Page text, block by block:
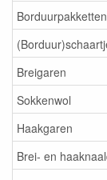
Borduurpakketten
Breigaren
Sokkenwol
Haakgaren
Brei- en